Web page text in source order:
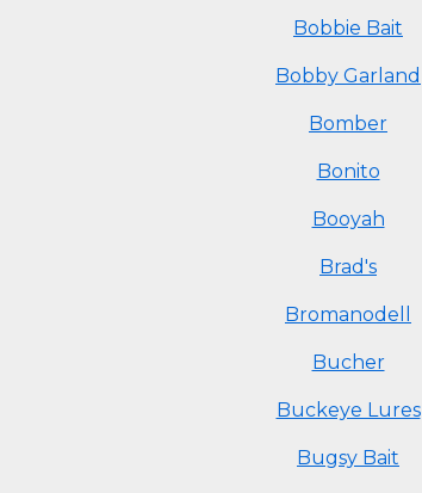
Bobbie Bait
Bobby Garland
Bomber
Bonito
Booyah
Brad's
Bromanodell
Bucher
Buckeye Lures
Bugsy Bait